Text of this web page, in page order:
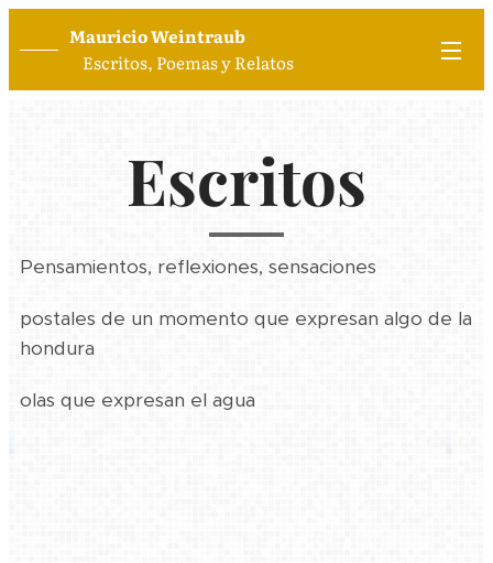
Mauricio Weintraub
Escritos, Poemas y Relatos
Escritos
Pensamientos, reflexiones, sensaciones
postales de un momento que expresan algo de la
hondura
olas que expresan el agua